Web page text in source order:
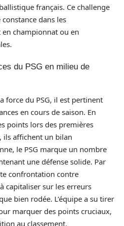
français. Ce challenge
constance dans les
championnat ou en
du PSG en milieu de
force du PSG, il est pertinent
en cours de saison. En
points lors des premières
ils affichent un bilan
le PSG marque un nombre
une défense solide. Par
confrontation contre
capitaliser sur les erreurs
bien rodée. L’équipe a su tirer
marquer des points cruciaux,
au classement.